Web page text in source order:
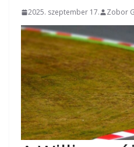
2025. szeptember 17. Zobor